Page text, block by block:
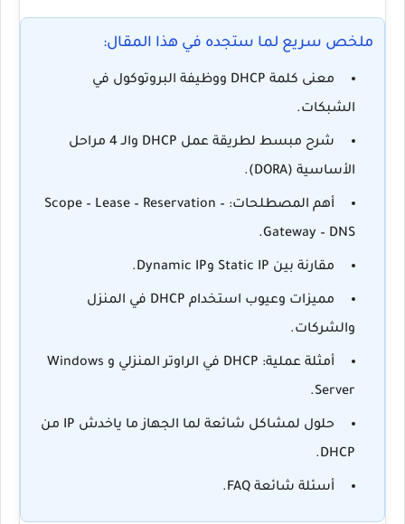
ملخص سريع لما ستجده في هذا المقال:
معنى كلمة DHCP ووظيفة البروتوكول في
الشبكات.
شرح مبسط لطريقة عمل DHCP والـ 4 مراحل
الأساسية (DORA).
أهم المصطلحات: Scope – Lease – Reservation –
Gateway – DNS.
مقارنة بين Static IP وDynamic IP
.
مميزات وعيوب استخدام DHCP في المنزل
والشركات.
أمثلة عملية: DHCP في الراوتر المنزلي و Windows
Server.
حلول لمشاكل شائعة لما الجهاز ما ياخدش IP من
DHCP.
أسئلة شائعة FAQ.